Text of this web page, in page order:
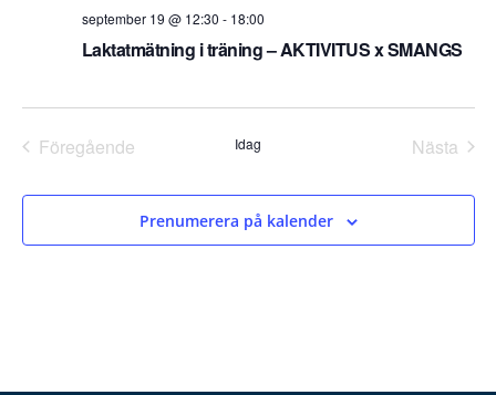
Laktatmätning i träning – AKTIVITUS x SMANGS
september 19 @ 12:30 - 18:00
Föregående
Idag
Nästa
Prenumerera på kalender